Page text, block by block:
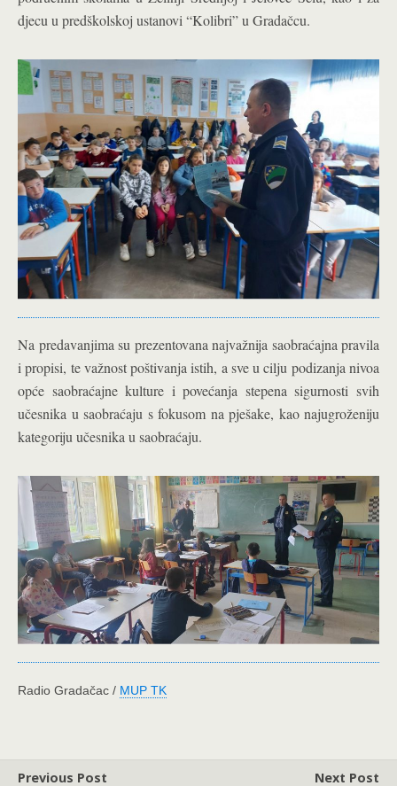
djecu u predškolskoj ustanovi “Kolibri” u Gradačcu.
Na predavanjima su prezentovana najvažnija saobraćajna pravila
i propisi, te važnost poštivanja istih, a sve u cilju podizanja nivoa
opće saobraćajne kulture i povećanja stepena sigurnosti svih
učesnika u saobraćaju s fokusom na pješake, kao najugroženiju
kategoriju učesnika u saobraćaju.
Radio Gradačac / MUP TK
Previous Post Next Post